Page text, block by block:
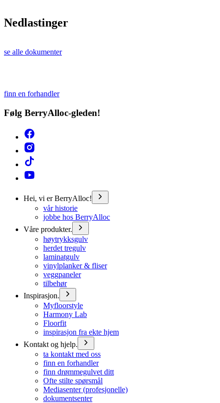
Nedlastinger
se alle dokumenter
finn en forhandler
Følg BerryAlloc-gleden!
Hei, vi er BerryAlloc!
vår historie
jobbe hos BerryAlloc
Våre produkter.
høytrykksgulv
herdet tregulv
laminatgulv
vinylplanker & fliser
veggpaneler
tilbehør
Inspirasjon.
Myfloorstyle
Harmony Lab
Floorfit
inspirasjon fra ekte hjem
Kontakt og hjelp.
ta kontakt med oss
finn en forhandler
finn drømmegulvet ditt
Ofte stilte spørsmål
Mediasenter (profesjonelle)
dokumentsenter